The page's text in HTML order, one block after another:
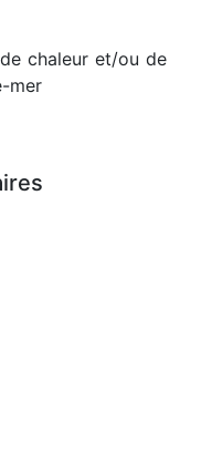
chaleur et/ou de
mer